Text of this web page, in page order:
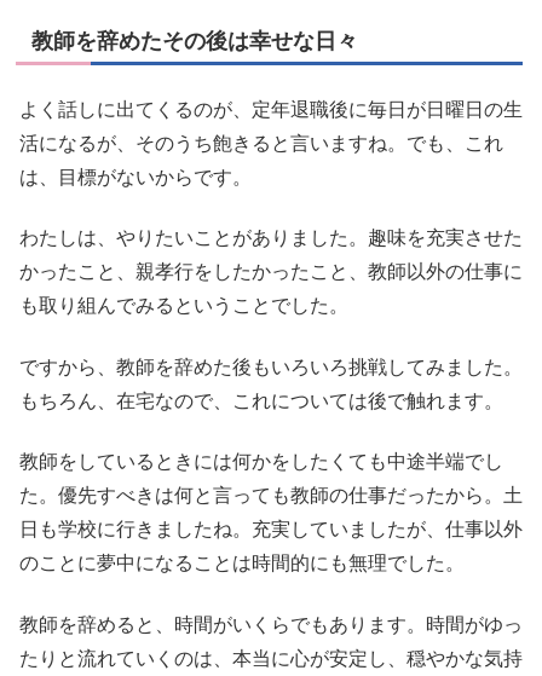
教師を辞めたその後は幸せな日々
よく話しに出てくるのが、定年退職後に毎日が日曜日の生
活になるが、そのうち飽きると言いますね。でも、これ
は、目標がないからです。
わたしは、やりたいことがありました。趣味を充実させた
かったこと、親孝行をしたかったこと、教師以外の仕事に
も取り組んでみるということでした。
ですから、教師を辞めた後もいろいろ挑戦してみました。
もちろん、在宅なので、これについては後で触れます。
教師をしているときには何かをしたくても中途半端でし
た。優先すべきは何と言っても教師の仕事だったから。土
日も学校に行きましたね。充実していましたが、仕事以外
のことに夢中になることは時間的にも無理でした。
教師を辞めると、時間がいくらでもあります。時間がゆっ
たりと流れていくのは、本当に心が安定し、穏やかな気持